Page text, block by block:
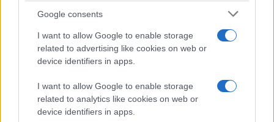
Google consents
I want to allow Google to enable storage
related to advertising like cookies on web or
device identifiers in apps.
I want to allow Google to enable storage
related to analytics like cookies on web or
device identifiers in apps.
στα 16 δευτερόλεπτα και
χειρότερα με το χαμένο
Μύθου στο 36'
ποδόσφαιρο